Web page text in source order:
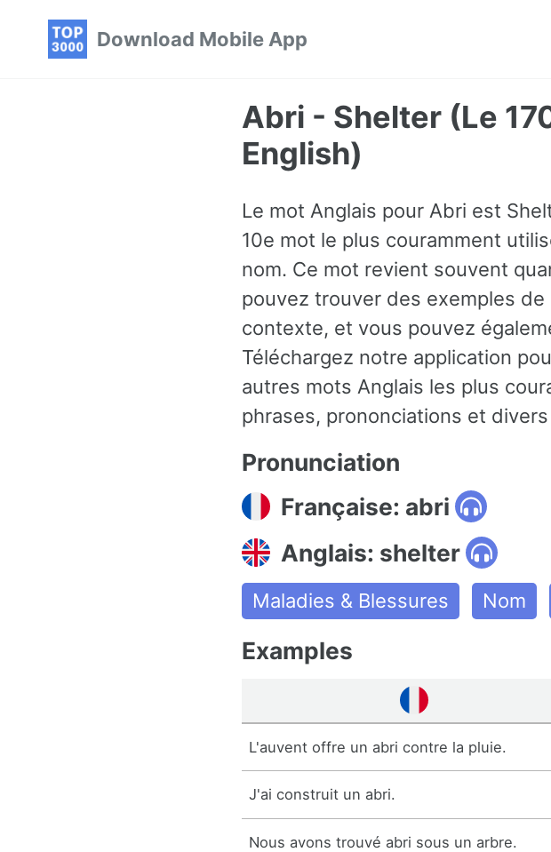
Download Mobile App
Abri - Shelter (Le
English)
Le mot Anglais pour Abri est
10e mot le plus couramment
nom. Ce mot revient souvent
pouvez trouver des exemples
contexte, et vous pouvez
Téléchargez notre application
autres mots Anglais les plus
phrases, prononciations et
Pronunciation
Française: abri
Anglais: shelter
Maladies & Blessures Nom
Examples
L'auvent offre un abri contre la pluie.
J'ai construit un abri.
Nous avons trouvé abri sous un arbre.